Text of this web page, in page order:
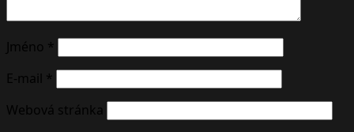
Jméno *
E-mail *
Webová stránka